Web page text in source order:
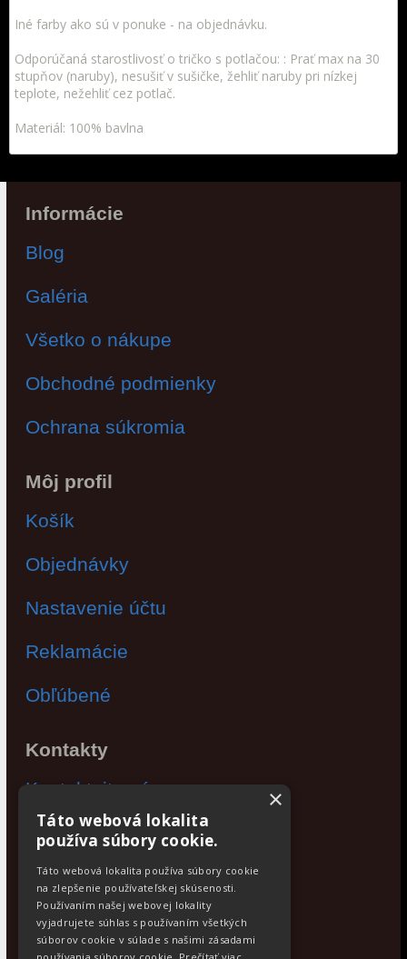
Iné farby ako sú v ponuke - na objednávku.
Odporúčaná starostlivosť o tričko s potlačou: : Prať max na 30
stupňov (naruby), nesušiť v sušičke, žehliť naruby pri nízkej
teplote, nežehliť cez potlač.
Materiál: 100% bavlna
Informácie
Blog
Galéria
Všetko o nákupe
Obchodné podmienky
Ochrana súkromia
Môj profil
Košík
Objednávky
Nastavenie účtu
Reklamácie
Obľúbené
Kontakty
Kontaktujte nás
Po - Pia: 9:00 - 17:00
Newsletter
Odoberajte aktuálne novinky
×
Táto webová lokalita
používa súbory cookie.
Táto webová lokalita používa súbory cookie
na zlepšenie používateľskej skúsenosti.
Používaním našej webovej lokality
vyjadrujete súhlas s používaním všetkých
súborov cookie v súlade s našimi zásadami